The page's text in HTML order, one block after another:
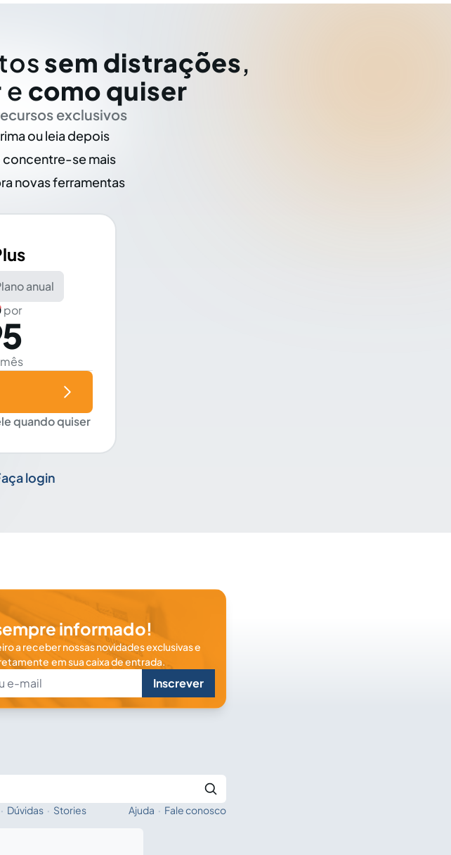
sem distrações,
e como quiser
exclusivos
ou leia depois
concentre-se mais
novas ferramentas
anual
por
quando quiser
login
informado!
a receber nossas novidades exclusivas e
em sua caixa de entrada.
Inscrever
· Dúvidas · Stories Ajuda · Fale conosco